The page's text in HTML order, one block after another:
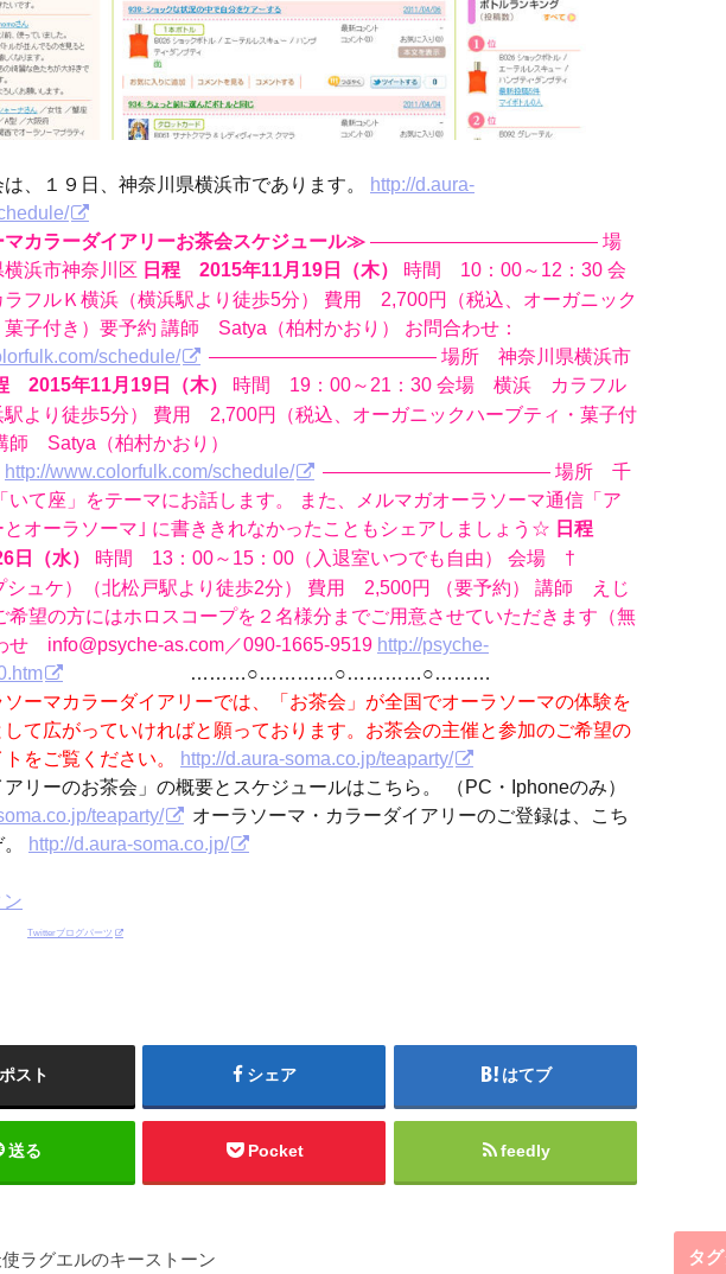
、１９日、神奈川県横浜市であります。 http://d.aura-
カラーダイアリーお茶会スケジュール≫ ———————————— 場
浜市神奈川区 日程 2015年11月19日（木）
時間 10：00～12：30 会
ルＫ横浜（横浜駅より徒歩5分） 費用 2,700円（税込、オーガニック
子付き）要予約 講師 Satya（柏村かおり） お問合わせ：
schedule/
———————————— 場所 神奈川県横浜市
2015年11月19日（木）
時間 19：00～21：30 会場 横浜 カラフル
駅より徒歩5分） 費用 2,700円（税込、オーガニックハーブティ・菓子付
師 Satya（柏村かおり）
http://www.colorfulk.com/schedule/
———————————— 場所 千
いて座」をテーマにお話します。 また、メルマガオーラソーマ通信「ア
とオーラソーマ｣ に書ききれなかったこともシェアしましょう☆ 日程
日（水）
時間 13：00～15：00（入退室いつでも自由） 会場 †
シュケ）（北松戸駅より徒歩2分） 費用 2,500円 （要予約） 講師 えじ
希望の方にはホロスコープを２名様分までご用意させていただきます（無
せ info@psyche-as.com／090-1665-9519 http://psyche-
………○…………○…………○………
ソーマカラーダイアリーでは、「お茶会」が全国でオーラソーマの体験を
て広がっていければと願っております。お茶会の主催と参加のご希望の
をご覧ください。
http://d.aura-soma.co.jp/teaparty/
アリーのお茶会」の概要とスケジュールはこちら。 （PC・Iphoneのみ）
teaparty/
オーラソーマ・カラーダイアリーのご登録は、こち
http://d.aura-soma.co.jp/
Twitterブログパーツ
ポスト シェア はてブ
送る Pocket feedly
ラグエルのキーストーン タ